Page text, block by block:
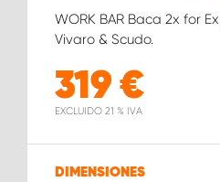
WORK BAR Baca 2x for
Vivaro & Scudo.
319 €
EXCLUIDO 21 % IVA
DIMENSIONES